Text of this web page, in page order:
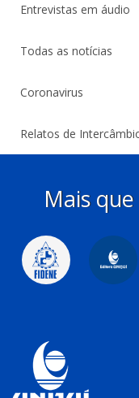
Entrevistas em áudio
Todas as notícias
Coronavirus
Relatos de
Mais